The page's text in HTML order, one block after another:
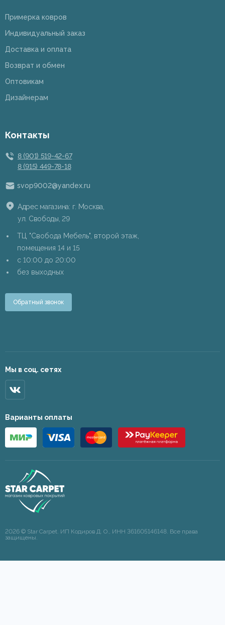
Примерка ковров
Индивидуальный заказ
Доставка и оплата
Возврат и обмен
Оптовикам
Дизайнерам
Контакты
8 (901) 519-42-67
8 (915) 449-78-18
svop9002@yandex.ru
Адрес магазина: г. Москва,
ул. Свободы, 29
ТЦ "Свобода Мебель", второй этаж,
помещения 14 и 15
c 10:00 до 20:00
без выходных
Обратный звонок
Мы в соц. сетях
Варианты оплаты
2026 © Star Carpet. ИП Кодиров Д. О., ИНН 361605146148. Все права
защищены.